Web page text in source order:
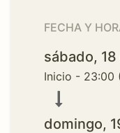
FECHA Y
sábado,
Inicio - 23:00
domingo,